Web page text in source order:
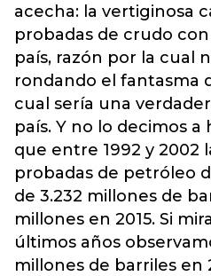
acecha: la vertiginosa
probadas de crudo
país, razón por la cual
rondando el fantasma
cual sería una
país. Y no lo decimos a
que entre 1992 y 2002
probadas de petróleo
de 3.232 millones de
millones en 2015. Si
últimos años
millones de barriles en